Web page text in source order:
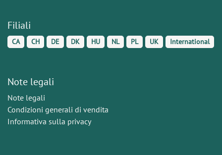
Filiali
CA CH DE DK HU NL PL UK International
Note legali
Note legali
Condizioni generali di vendita
Informativa sulla privacy